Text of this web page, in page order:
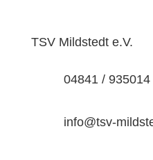
TSV Mildstedt e.V.
04841 / 935014
info@tsv-